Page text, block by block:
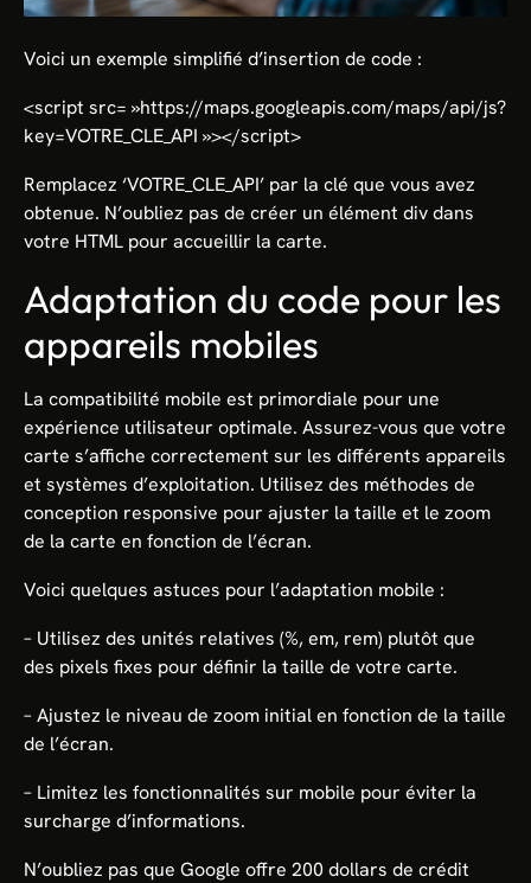
Voici un exemple simplifié d’insertion de code :
<script src= »https://maps.googleapis.com/maps/api/js?
key=VOTRE_CLE_API »></script>
Remplacez ‘VOTRE_CLE_API’ par la clé que vous avez
obtenue. N’oubliez pas de créer un élément div dans
votre HTML pour accueillir la carte.
Adaptation du code pour les
appareils mobiles
La compatibilité mobile est primordiale pour une
expérience utilisateur optimale. Assurez-vous que votre
carte s’affiche correctement sur les différents appareils
et systèmes d’exploitation. Utilisez des méthodes de
conception responsive pour ajuster la taille et le zoom
de la carte en fonction de l’écran.
Voici quelques astuces pour l’adaptation mobile :
– Utilisez des unités relatives (%, em, rem) plutôt que
des pixels fixes pour définir la taille de votre carte.
– Ajustez le niveau de zoom initial en fonction de la taille
de l’écran.
– Limitez les fonctionnalités sur mobile pour éviter la
surcharge d’informations.
N’oubliez pas que Google offre 200 dollars de crédit